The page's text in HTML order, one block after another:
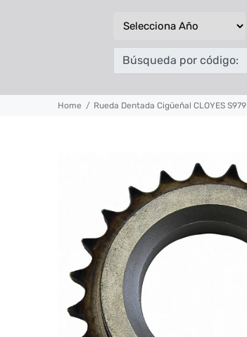
Búsqueda por código:
Home Rueda Dentada Cigüeñal CLOYES S979